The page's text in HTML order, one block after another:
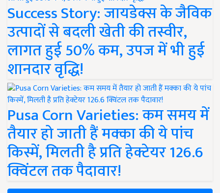
Success Story: जायडेक्स के जैविक
उत्पादों से बदली खेती की तस्वीर,
लागत हुई 50% कम, उपज में भी हुई
शानदार वृद्धि!
Pusa Corn Varieties: कम समय में
तैयार हो जाती हैं मक्का की ये पांच
किस्में, मिलती है प्रति हेक्टेयर 126.6
क्विंटल तक पैदावार!